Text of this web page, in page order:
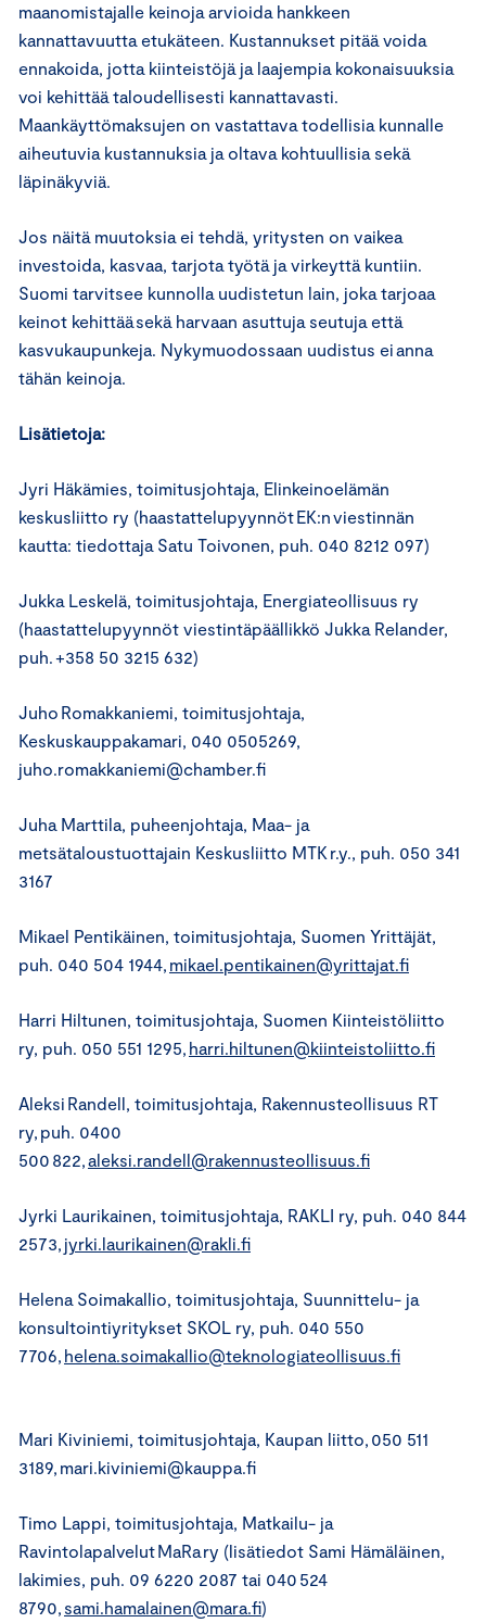
maanomistajalle keinoja arvioida hankkeen
kannattavuutta etukäteen. Kustannukset pitää voida
ennakoida, jotta kiinteistöjä ja laajempia kokonaisuuksia
voi kehittää taloudellisesti kannattavasti.
Maankäyttömaksujen on vastattava todellisia kunnalle
aiheutuvia kustannuksia ja oltava kohtuullisia sekä
läpinäkyviä.
Jos näitä muutoksia ei tehdä, yritysten on vaikea
investoida, kasvaa, tarjota työtä ja virkeyttä kuntiin.
Suomi tarvitsee kunnolla uudistetun lain, joka tarjoaa
keinot kehittää sekä harvaan asuttuja seutuja että
kasvukaupunkeja. Nykymuodossaan uudistus ei anna
tähän keinoja.
Lisätietoja:
Jyri Häkämies, toimitusjohtaja, Elinkeinoelämän
keskusliitto ry (haastattelupyynnöt EK:n viestinnän
kautta: tiedottaja Satu Toivonen, puh. 040 8212 097)
Jukka Leskelä, toimitusjohtaja, Energiateollisuus ry
(haastattelupyynnöt viestintäpäällikkö Jukka Relander,
puh. +358 50 3215 632)
Juho Romakkaniemi, toimitusjohtaja,
Keskuskauppakamari, 040 0505269,
juho.romakkaniemi@chamber.fi
Juha Marttila, puheenjohtaja, Maa- ja
metsätaloustuottajain Keskusliitto MTK r.y., puh. 050 341
3167
Mikael Pentikäinen, toimitusjohtaja, Suomen Yrittäjät,
puh. 040 504 1944, mikael.pentikainen@yrittajat.fi
Harri Hiltunen, toimitusjohtaja, Suomen Kiinteistöliitto
ry, puh. 050 551 1295, harri.hiltunen@kiinteistoliitto.fi
Aleksi Randell, toimitusjohtaja, Rakennusteollisuus RT
ry, puh. 0400
500 822,aleksi.randell@rakennusteollisuus.fi
Jyrki Laurikainen, toimitusjohtaja, RAKLI ry, puh. 040 844
2573, jyrki.laurikainen@rakli.fi
Helena Soimakallio, toimitusjohtaja, Suunnittelu- ja
konsultointiyritykset SKOL ry, puh. 040 550
7706, helena.soimakallio@teknologiateollisuus.fi
Mari Kiviniemi, toimitusjohtaja, Kaupan liitto, 050 511
3189, mari.kiviniemi@kauppa.fi
Timo Lappi, toimitusjohtaja, Matkailu- ja
Ravintolapalvelut MaRa ry (lisätiedot Sami Hämäläinen,
lakimies, puh. 09 6220 2087 tai 040 524
8790, sami.hamalainen@mara.fi)